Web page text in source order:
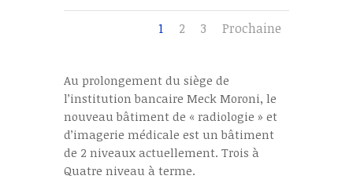
1 2 3 Prochaine
Au prolongement du siège de
l’institution bancaire Meck Moroni, le
nouveau bâtiment de « radiologie » et
d’imagerie médicale est un bâtiment
de 2 niveaux actuellement. Trois à
Quatre niveau à terme.